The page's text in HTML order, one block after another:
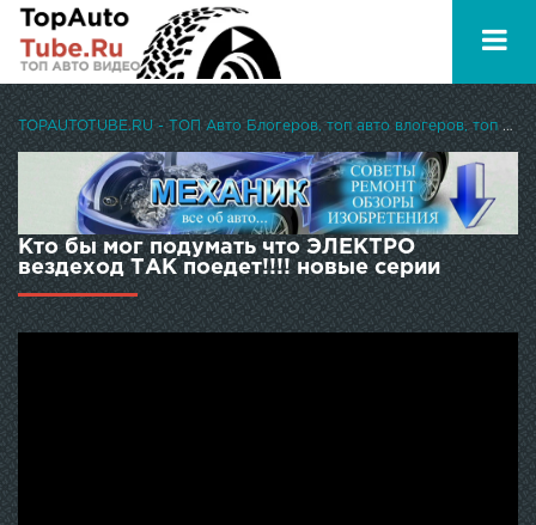
TOPAUTOTUBE.RU - ТОП Авто Блогеров, топ авто влогеров, топ авто ютуберов
Кто бы мог подумать что ЭЛЕКТРО
вездеход ТАК поедет!!!! новые серии